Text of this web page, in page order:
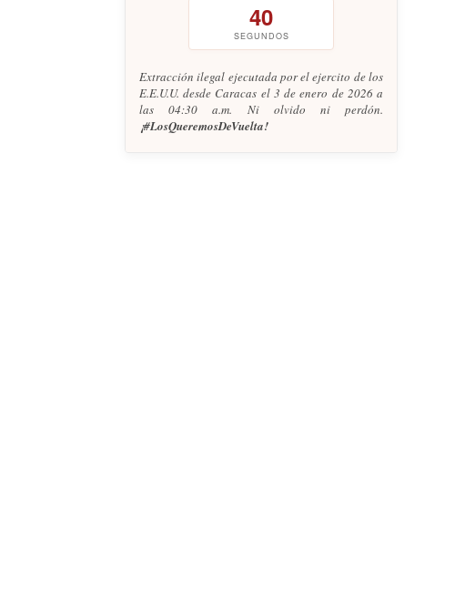
41
SEGUNDOS
Extracción ilegal ejecutada por el ejercito de los
E.E.U.U. desde Caracas el 3 de enero de 2026 a
las 04:30 a.m. Ni olvido ni perdón.
¡#LosQueremosDeVuelta!